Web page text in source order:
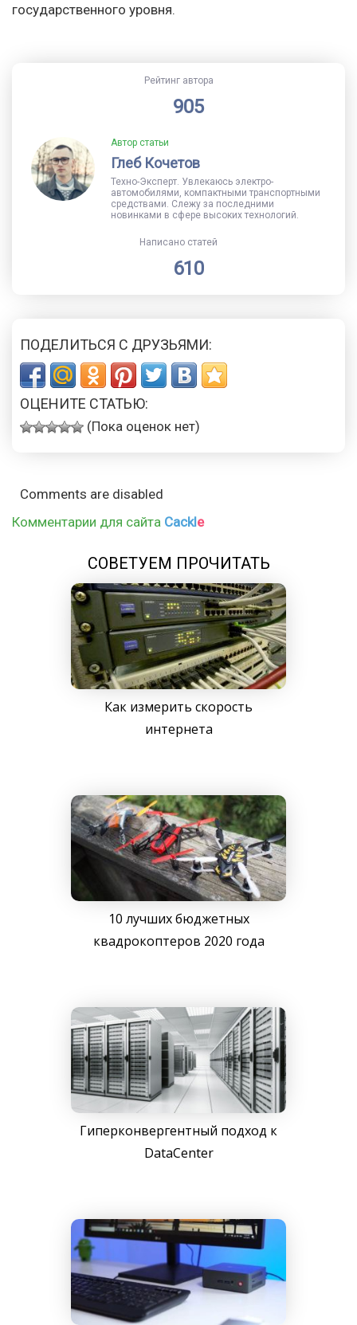
государственного уровня.
Рейтинг автора
905
Автор статьи
Глеб Кочетов
Техно-Эксперт. Увлекаюсь электро-
автомобилями, компактными транспортными
средствами. Слежу за последними
новинками в сфере высоких технологий.
Написано статей
610
ПОДЕЛИТЬСЯ С ДРУЗЬЯМИ:
ОЦЕНИТЕ СТАТЬЮ:
(Пока оценок нет)
Comments are disabled
Комментарии для сайта Cackle
СОВЕТУЕМ ПРОЧИТАТЬ
Как измерить скорость
интернета
10 лучших бюджетных
квадрокоптеров 2020 года
Гиперконвергентный подход к
DataCenter